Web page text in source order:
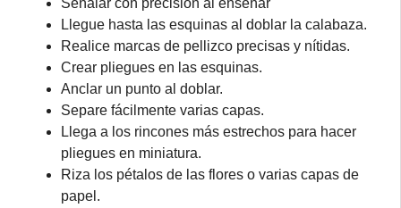
Llegue hasta las esquinas al doblar la calabaza.
Realice marcas de pellizco precisas y nítidas.
Crear pliegues en las esquinas.
Anclar un punto al doblar.
Separe fácilmente varias capas.
Llega a los rincones más estrechos para hacer
pliegues en miniatura.
Riza los pétalos de las flores o varias capas de
papel.